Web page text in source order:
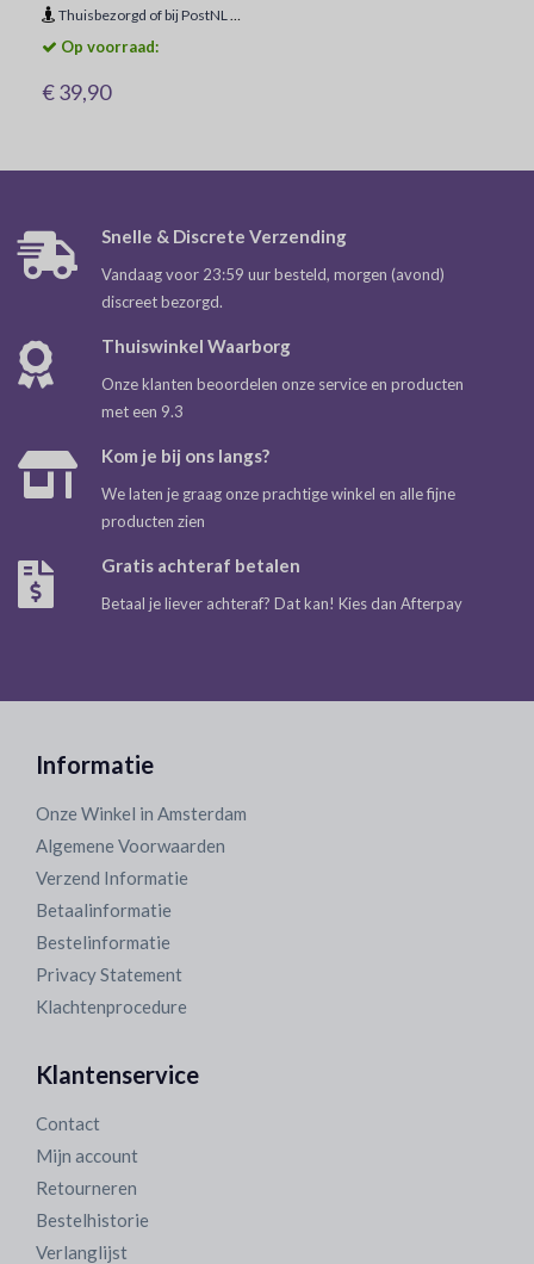
Thuisbezorgd of bij PostNL ophaalpunt
Op voorraad:
€ 39,90
Snelle & Discrete Verzending
Vandaag voor 23:59 uur besteld, morgen (avond)
discreet bezorgd.
Thuiswinkel Waarborg
Onze klanten beoordelen onze service en producten
met een 9.3
Kom je bij ons langs?
We laten je graag onze prachtige winkel en alle fijne
producten zien
Gratis achteraf betalen
Betaal je liever achteraf? Dat kan! Kies dan Afterpay
Informatie
Onze Winkel in Amsterdam
Algemene Voorwaarden
Verzend Informatie
Betaalinformatie
Bestelinformatie
Privacy Statement
Klachtenprocedure
Klantenservice
Contact
Mijn account
Retourneren
Bestelhistorie
Verlanglijst